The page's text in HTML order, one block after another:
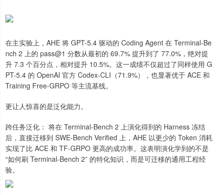
在主实验上，AHE 将 GPT-5.4 驱动的 Coding Agent 在 Terminal-Be
nch 2 上的 pass@1 分数从最初的 69.7% 提升到了 77.0%，绝对提
升 7.3 个百分点，相对提升 10.5%。这一成绩不仅超过了同样使用 G
PT-5.4 的 OpenAI 官方 Codex-CLI（71.9%），也显著优于 ACE 和
Training Free-GRPO 等主流基线。
更让人惊喜的是泛化能力。
跨任务泛化： 将在 Terminal-Bench 2 上演化得到的 Harness 冻结
后，直接迁移到 SWE-Bench Verified 上，AHE 以更少的 Token 消耗
实现了比 ACE 和 TF-GRPO 更高的成功率。这表明演化学到的不是
“如何刷 Terminal-Bench 2” 的特化知识，而是可迁移的通用工程经
验。